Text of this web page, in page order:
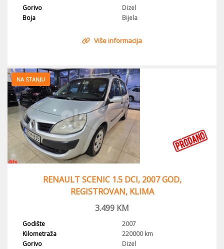
Gorivo
Dizel
Boja
Bijela
Više informacija
NA STANJU
RENAULT SCENIC 1.5 DCI, 2007 GOD,
REGISTROVAN, KLIMA
3.499 KM
Godište
2007
Kilometraža
220000 km
Gorivo
Dizel